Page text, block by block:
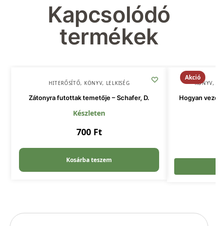
Kapcsolódó
termékek
HITERŐSÍTŐ, KÖNYV, LELKISÉG
Zátonyra futottak temetője – Schafer, D.
Készleten
700 Ft
Kosárba teszem
Akció
KÖNYV,
Hogyan